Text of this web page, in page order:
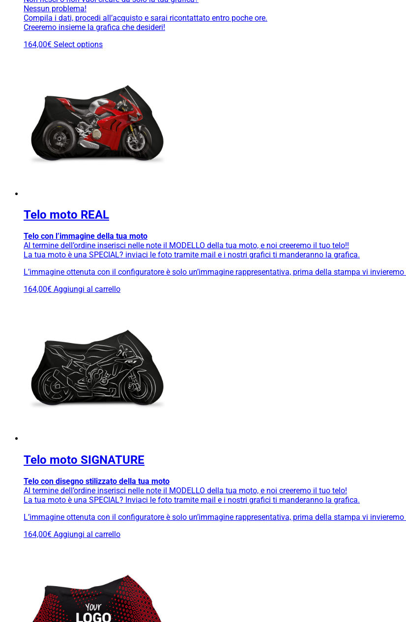
Nessun problema!
Compila i dati, procedi all’acquisto e sarai ricontattato entro poche ore.
Creeremo insieme la grafica che desideri!
164,00€ Select options
Telo moto REAL
Telo con l’immagine della tua moto
Al termine dell’ordine inserisci nelle note il MODELLO della tua moto, e noi creeremo il tuo telo!!
La tua moto è una SPECIAL? inviaci le foto tramite mail e i nostri grafici ti manderanno la grafica.
L’immagine ottenuta con il configuratore è solo un’immagine rappresentativa, prima della stampa vi
164,00€ Aggiungi al carrello
Telo moto SIGNATURE
Telo con disegno stilizzato della tua moto
Al termine dell’ordine inserisci nelle note il MODELLO della tua moto, e noi creeremo il tuo telo!
La tua moto è una SPECIAL? Inviaci le foto tramite mail e i nostri grafici ti manderanno la grafica.
L’immagine ottenuta con il configuratore è solo un’immagine rappresentativa, prima della stampa vi
164,00€ Aggiungi al carrello